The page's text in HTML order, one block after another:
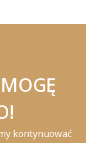
kontynuować